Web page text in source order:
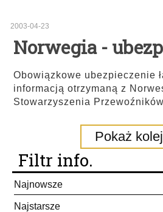
2003-04-23
Norwegia -
Obowiązkowe ubezpieczenie
informacją otrzymaną z
Stowarzyszenia
Pokaż
Filtr info.
Najnowsze
Najstarsze